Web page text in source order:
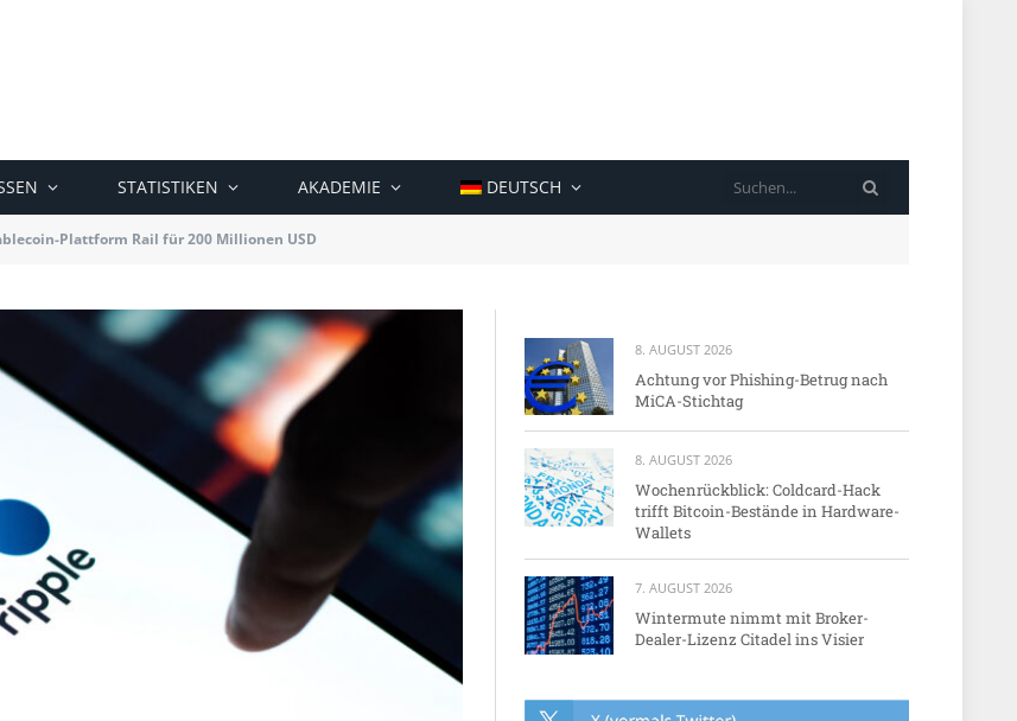
STATISTIKEN AKADEMIE DEUTSCH
Plattform Rail für 200 Millionen USD
8. AUGUST 2026
Achtung vor Phishing-Betrug nach
MiCA-Stichtag
8. AUGUST 2026
Wochenrückblick: Coldcard-Hack
trifft Bitcoin-Bestände in Hardware-
Wallets
7. AUGUST 2026
Wintermute nimmt mit Broker-
Dealer-Lizenz Citadel ins Visier